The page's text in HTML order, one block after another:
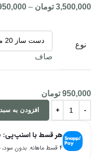
3,500,000 تومان –
نوع
صاف
950,000 تومان
افزودن به
هر قسط با اسنپ‌پی:
۴ قسط ماهانه. بدون سود، چک و ضامن.